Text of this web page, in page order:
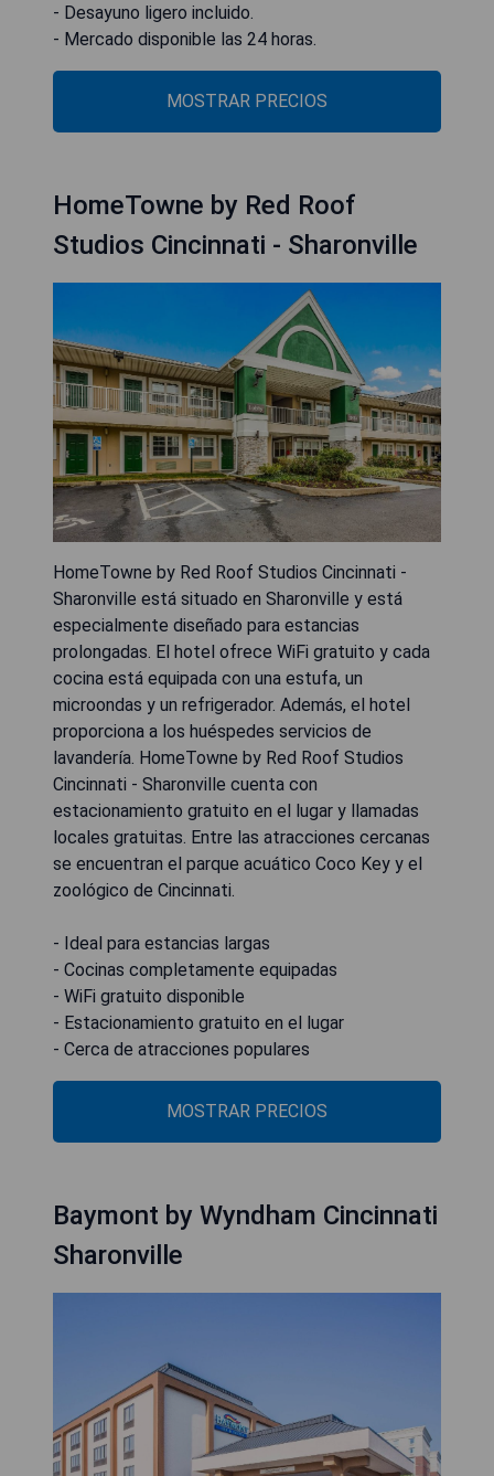
- Desayuno ligero incluido.
- Mercado disponible las 24 horas.
MOSTRAR PRECIOS
HomeTowne by Red Roof
Studios Cincinnati - Sharonville
HomeTowne by Red Roof Studios Cincinnati -
Sharonville está situado en Sharonville y está
especialmente diseñado para estancias
prolongadas. El hotel ofrece WiFi gratuito y cada
cocina está equipada con una estufa, un
microondas y un refrigerador. Además, el hotel
proporciona a los huéspedes servicios de
lavandería. HomeTowne by Red Roof Studios
Cincinnati - Sharonville cuenta con
estacionamiento gratuito en el lugar y llamadas
locales gratuitas. Entre las atracciones cercanas
se encuentran el parque acuático Coco Key y el
zoológico de Cincinnati.
- Ideal para estancias largas
- Cocinas completamente equipadas
- WiFi gratuito disponible
- Estacionamiento gratuito en el lugar
- Cerca de atracciones populares
MOSTRAR PRECIOS
Baymont by Wyndham Cincinnati
Sharonville